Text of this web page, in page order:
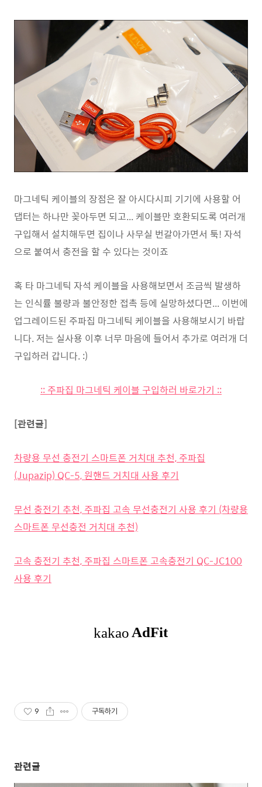
마그네틱 케이블의 장점은 잘 아시다시피 기기에 사용할 어
댑터는 하나만 꽂아두면 되고... 케이블만 호환되도록 여러개
구입해서 설치해두면 집이나 사무실 번갈아가면서 툭! 자석
으로 붙여서 충전을 할 수 있다는 것이죠
혹 타 마그네틱 자석 케이블을 사용해보면서 조금씩 발생하
는 인식률 불량과 불안정한 접촉 등에 실망하셨다면... 이번에
업그레이드된 주파집 마그네틱 케이블을 사용해보시기 바랍
니다. 저는 실사용 이후 너무 마음에 들어서 추가로 여러개 더
구입하러 갑니다. :)
:: 주파집 마그네틱 케이블 구입하러 바로가기 ::
[관련글]
차량용 무선 충전기 스마트폰 거치대 추천, 주파집
(Jupazip) QC-5, 원핸드 거치대 사용 후기
무선 충전기 추천, 주파집 고속 무선충전기 사용 후기 (차량용
스마트폰 무선충전 거치대 추천)
고속 충전기 추천, 주파집 스마트폰 고속충전기 QC-JC100
사용 후기
9 구독하기
관련글